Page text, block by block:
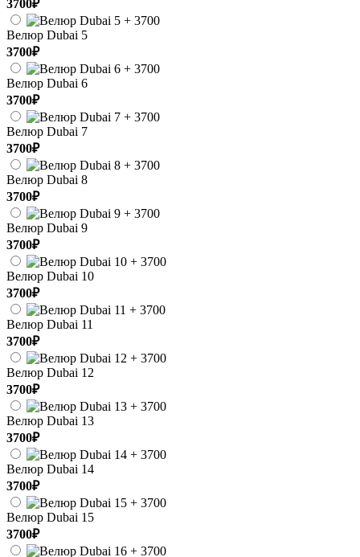
3700₽
Велюр Dubai 5
3700₽
Велюр Dubai 6
3700₽
Велюр Dubai 7
3700₽
Велюр Dubai 8
3700₽
Велюр Dubai 9
3700₽
Велюр Dubai 10
3700₽
Велюр Dubai 11
3700₽
Велюр Dubai 12
3700₽
Велюр Dubai 13
3700₽
Велюр Dubai 14
3700₽
Велюр Dubai 15
3700₽